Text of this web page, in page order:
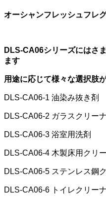
オーシャンフレッシュフレ
DLS-CA06シリーズにはさ
ます
用途に応じて様々な選択肢
DLS-CA06-1 油染み抜き剤
DLS-CA06-2 ガラスクリー
DLS-CA06-3 浴室用洗剤
DLS-CA06-4 木製床用クリ
DLS-CA06-5 ステンレス鋼
DLS-CA06-6 トイレクリー